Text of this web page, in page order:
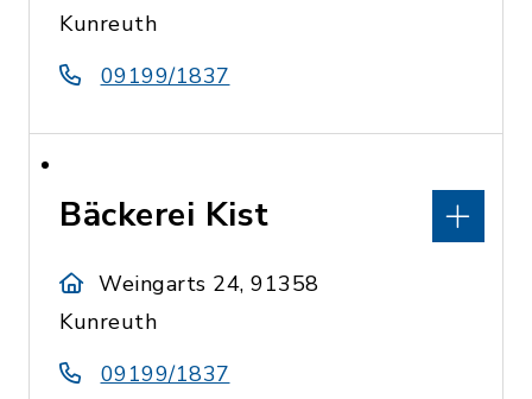
Kunreuth
09199/1837
Bäckerei Kist
Weingarts 24, 91358
Kunreuth
09199/1837